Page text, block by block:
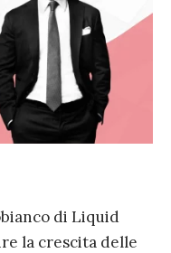
di Liquid
la crescita delle